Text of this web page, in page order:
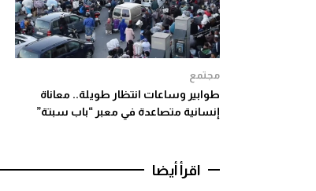
مجتمع
طوابير وساعات انتظار طويلة.. معاناة
إنسانية متصاعدة في معبر “باب سبتة”
اقرأ أيضا